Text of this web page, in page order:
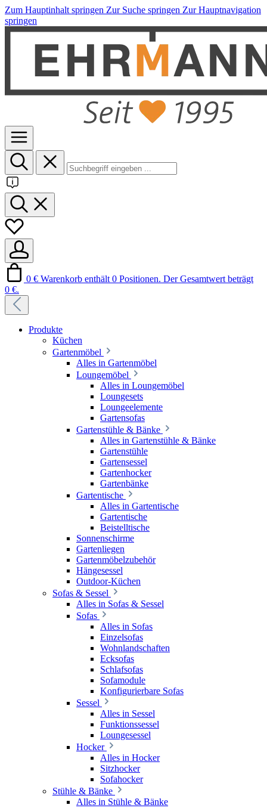
Zum Hauptinhalt springen Zur Suche springen Zur Hauptnavigation
springen
0 € Warenkorb enthält 0 Positionen. Der Gesamtwert beträgt
0 €.
Produkte
Küchen
Gartenmöbel
Alles in Gartenmöbel
Loungemöbel
Alles in Loungemöbel
Loungesets
Loungeelemente
Gartensofas
Gartenstühle & Bänke
Alles in Gartenstühle & Bänke
Gartenstühle
Gartensessel
Gartenhocker
Gartenbänke
Gartentische
Alles in Gartentische
Gartentische
Beistelltische
Sonnenschirme
Gartenliegen
Gartenmöbelzubehör
Hängesessel
Outdoor-Küchen
Sofas & Sessel
Alles in Sofas & Sessel
Sofas
Alles in Sofas
Einzelsofas
Wohnlandschaften
Ecksofas
Schlafsofas
Sofamodule
Konfigurierbare Sofas
Sessel
Alles in Sessel
Funktionssessel
Loungesessel
Hocker
Alles in Hocker
Sitzhocker
Sofahocker
Stühle & Bänke
Alles in Stühle & Bänke